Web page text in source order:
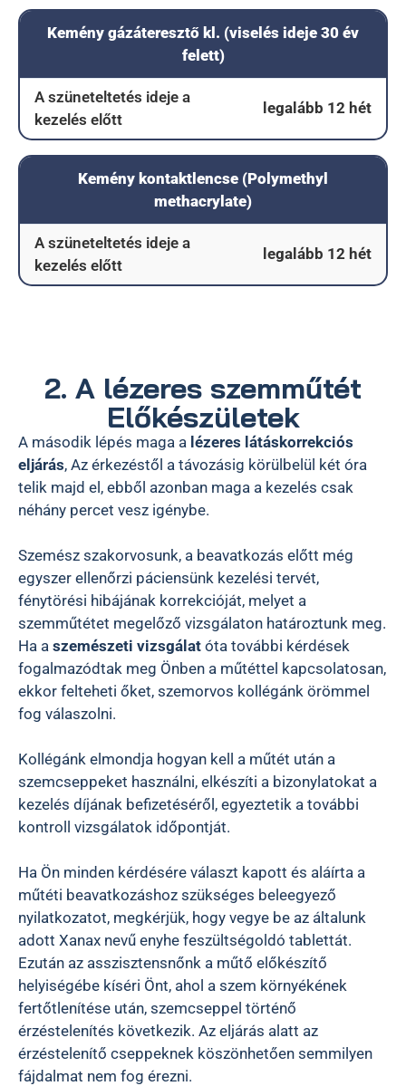
Kemény gázáteresztő kl. (viselés ideje 30 év
felett)
A szüneteltetés ideje a
kezelés előtt
legalább 12 hét
Kemény kontaktlencse (Polymethyl
methacrylate)
A szüneteltetés ideje a
kezelés előtt
legalább 12 hét
2. A lézeres szemműtét
Előkészületek
A második lépés maga a lézeres látáskorrekciós
eljárás, Az érkezéstől a távozásig körülbelül két óra
telik majd el, ebből azonban maga a kezelés csak
néhány percet vesz igénybe.
Szemész szakorvosunk, a beavatkozás előtt még
egyszer ellenőrzi páciensünk kezelési tervét,
fénytörési hibájának korrekcióját, melyet a
szemműtétet megelőző vizsgálaton határoztunk meg.
Ha a szemészeti vizsgálat óta további kérdések
fogalmazódtak meg Önben a műtéttel kapcsolatosan,
ekkor felteheti őket, szemorvos kollégánk örömmel
fog válaszolni.
Kollégánk elmondja hogyan kell a műtét után a
szemcseppeket használni, elkészíti a bizonylatokat a
kezelés díjának befizetéséről, egyeztetik a további
kontroll vizsgálatok időpontját.
Ha Ön minden kérdésére választ kapott és aláírta a
műtéti beavatkozáshoz szükséges beleegyező
nyilatkozatot, megkérjük, hogy vegye be az általunk
adott Xanax nevű enyhe feszültségoldó tablettát.
Ezután az asszisztensnőnk a műtő előkészítő
helyiségébe kíséri Önt, ahol a szem környékének
fertőtlenítése után, szemcseppel történő
érzéstelenítés következik. Az eljárás alatt az
érzéstelenítő cseppeknek köszönhetően semmilyen
fájdalmat nem fog érezni.